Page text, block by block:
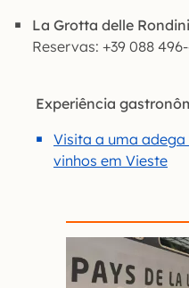
La Grotta delle Rondini
Reservas: +39 088
Experiência
Visita a uma
vinhos em Vieste